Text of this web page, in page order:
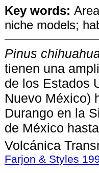
Key words:
niche models;
Pinus
tienen una
de los Estados
Nuevo México)
Durango en la
de México
Volcánica
Farjon & Styles